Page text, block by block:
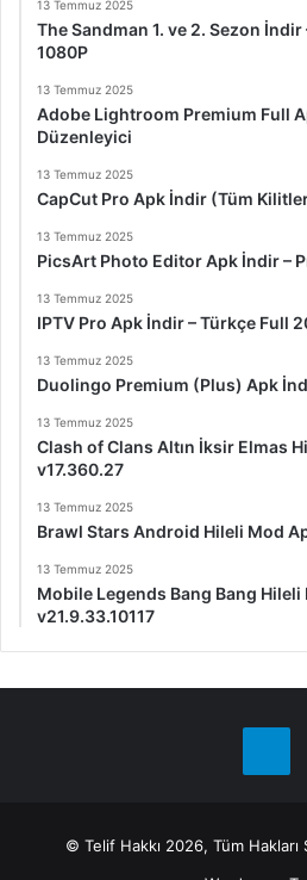
13 Temmuz 2025
The Sandman 1. ve 2. Sezon
1080P
13 Temmuz 2025
Adobe Lightroom Premium Full
Düzenleyici
13 Temmuz 2025
CapCut Pro Apk İndir (Tüm
13 Temmuz 2025
PicsArt Photo Editor Apk İndir –
13 Temmuz 2025
IPTV Pro Apk İndir – Türkçe Full
13 Temmuz 2025
Duolingo Premium (Plus) Apk
13 Temmuz 2025
Clash of Clans Altın İksir Elmas
v17.360.27
13 Temmuz 2025
Brawl Stars Android Hileli Mod
13 Temmuz 2025
Mobile Legends Bang Bang
v21.9.33.10117
© Telif Hakkı 2026, Tüm Hakları